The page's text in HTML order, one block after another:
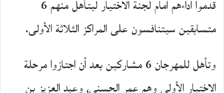
قدموا أداءهم أمام لجنة الاختيار ليتأهل منهم 6
متسابقين سيتنافسون على المراكز الثلاثة الأولى.
وتأهل للمهرجان 6 مشاركين بعد أن اجتازوا مرحلة